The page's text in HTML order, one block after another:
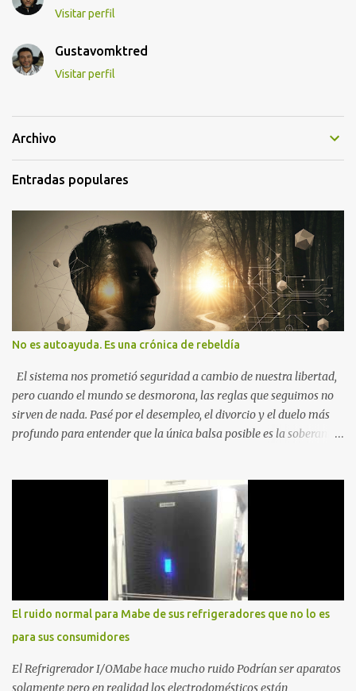
Visitar perfil
Gustavomktred
Visitar perfil
Archivo
Entradas populares
No es autoayuda. Es una crónica de rebeldía
El sistema nos prometió seguridad a cambio de nuestra libertad,
pero cuando el mundo se desmorona, las reglas que seguimos no
sirven de nada. Pasé por el desempleo, el divorcio y el duelo más
profundo para entender que la única balsa posible es la soberanía
un Cimarrón no es huir del mundo, es aprender a caminar en él sin
llevar puestas las cadenas de otros 1. La Caída: Al Filo del
Precipicio El momento del quiebre. En Al Filo del Precipicio, relato
mi caída. No como una víctima, sino como alguien que descubrió
que la crisis es el único lugar donde la verdad no se puede ocultar.
Este libro es el testimonio de cómo reconstruir la identidad cuando
el éxito corporativo y las etiquetas sociales te abandonan. Es la
base técnica y espiritual de mi regreso al mundo. Adquirir en
Amazon 2. La Huida: Cimarrón Asilvestrarse: La úni...
El ruido normal para Mabe de sus refrigeradores que no lo es
para sus consumidores
El Refrigrerador I/OMabe hace mucho ruido Podrían ser aparatos
solamente pero en realidad los electrodomésticos están